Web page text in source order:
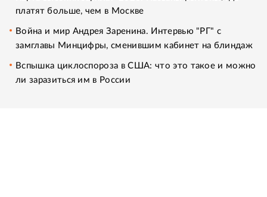
платят больше, чем в Москве
Война и мир Андрея Заренина. Интервью "РГ" с
замглавы Минцифры, сменившим кабинет на блиндаж
Вспышка циклоспороза в США: что это такое и можно
ли заразиться им в России